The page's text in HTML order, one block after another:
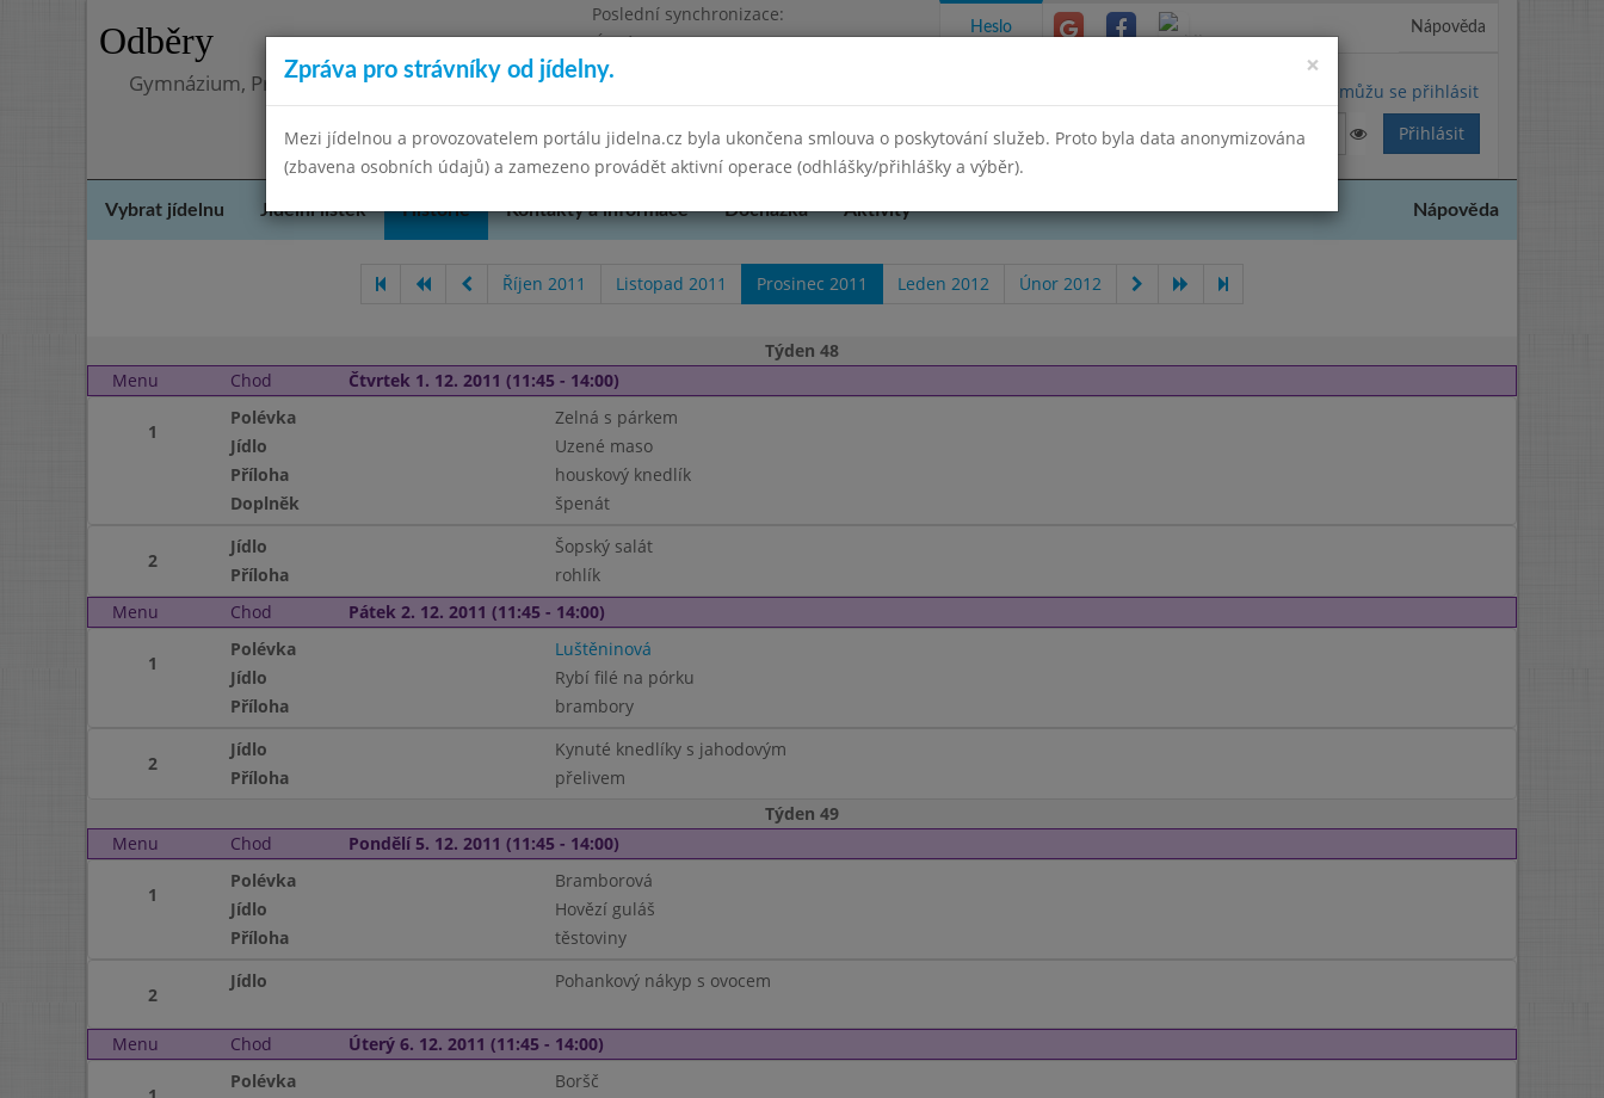
Odběry
Poslední synchronizace:
Úterý 12.5.2026 8:35
Gymnázium, Praha 4, Budějovická 680
Heslo Nápověda
Nemůžu se přihlásit
Vybrat jídelnu Jídelní lístek Historie Kontakty a informace Docházka Aktivity Nápověda
Říjen 2011 Listopad 2011 Prosinec 2011 Leden 2012 Únor 2012
Týden 48
Menu
Chod Čtvrtek 1. 12. 2011 (11:45 - 14:00)
1
Polévka
Zelná s párkem
Jídlo
Uzené maso
Příloha
houskový knedlík
Doplněk
špenát
2
Jídlo
Šopský salát
Příloha
rohlík
Menu
Chod Pátek 2. 12. 2011 (11:45 - 14:00)
1
Polévka
Luštěninová
Jídlo
Rybí filé na pórku
Příloha
brambory
2
Jídlo
Kynuté knedlíky s jahodovým
Příloha
přelivem
Týden 49
Menu
Chod Pondělí 5. 12. 2011 (11:45 - 14:00)
1
Polévka
Bramborová
Jídlo
Hovězí guláš
Příloha
těstoviny
2
Jídlo Pohankový nákyp s ovocem
Menu Chod Úterý 6. 12. 2011 (11:45 - 14:00)
Polévka
Boršč
×
Zpráva pro strávníky od jídelny.
Mezi jídelnou a provozovatelem portálu jidelna.cz byla ukončena smlouva o poskytování služeb. Proto byla data anonymizována
(zbavena osobních údajů) a zamezeno provádět aktivní operace (odhlášky/přihlášky a výběr).